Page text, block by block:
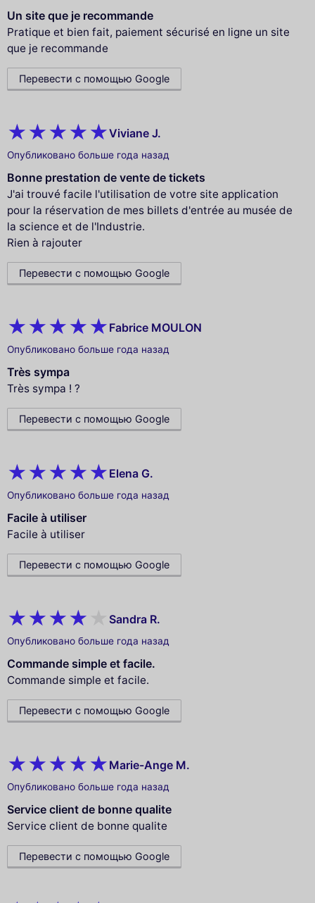
Un site que je recommande
Pratique et bien fait, paiement sécurisé en ligne un site
que je recommande
Перевести с помощью Google
Viviane J.
Опубликовано больше года назад
Bonne prestation de vente de tickets
J'ai trouvé facile l'utilisation de votre site application
pour la réservation de mes billets d'entrée au musée de
la science et de l'Industrie.
Rien à rajouter
Перевести с помощью Google
Fabrice MOULON
Опубликовано больше года назад
Très sympa
Très sympa ! ?
Перевести с помощью Google
Elena G.
Опубликовано больше года назад
Facile à utiliser
Facile à utiliser
Перевести с помощью Google
Sandra R.
Опубликовано больше года назад
Commande simple et facile.
Commande simple et facile.
Перевести с помощью Google
Marie-Ange M.
Опубликовано больше года назад
Service client de bonne qualite
Service client de bonne qualite
Перевести с помощью Google